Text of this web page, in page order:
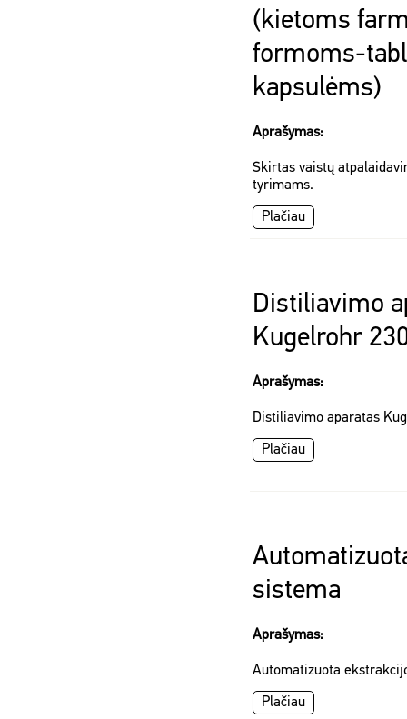
(kietoms
formoms-
kapsulėms)
Aprašymas:
Skirtas vaistų
tyrimams.
Plačiau
Distiliavimo
Kugelrohr
Aprašymas:
Distiliavimo aparatas
Plačiau
sistema
Aprašymas:
Automatizuota
Plačiau